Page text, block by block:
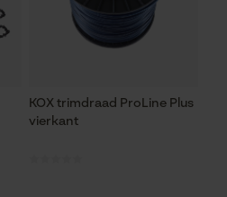
KOX trimdraad ProLine Plus
vierkant